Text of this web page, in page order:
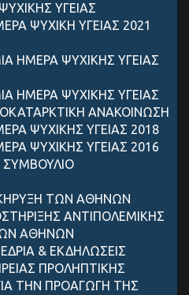
ΥΓΕΙΑΣ
ΨΥΧΙΚΗ ΥΓΕΙΑΣ 2021
ΗΜΕΡΑ ΨΥΧΙΚΗΣ ΥΓΕΙΑΣ
ΗΜΕΡΑ ΨΥΧΙΚΗΣ ΥΓΕΙΑΣ
ΑΝΑΚΟΙΝΩΣΗ
ΨΥΧΙΚΗΣ ΥΓΕΙΑΣ 2018
ΨΥΧΙΚΗΣ ΥΓΕΙΑΣ 2016
ΣΥΜΒΟΥΛΙΟ
ΤΩΝ ΑΘΗΝΩΝ
ANTIΠΟΛΕΜΙΚΗΣ
ΑΘΗΝΩΝ
& ΕΚΔΗΛΩΣΕΙΣ
ΠΡΟΛΗΠΤΙΚΗΣ
ΤΗΝ ΠΡΟΑΓΩΓΗ ΤΗΣ